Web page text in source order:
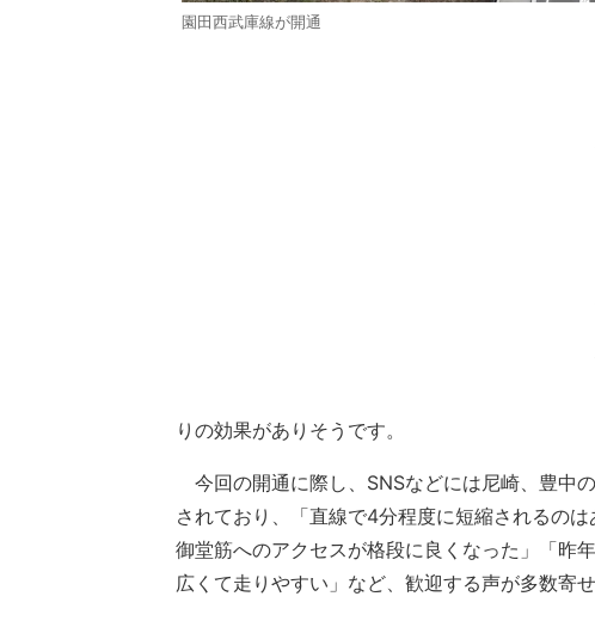
園田西武庫線が開通
りの効果がありそうです。
今回の開通に際し、SNSなどには尼崎、豊中
されており、「直線で4分程度に短縮されるの
御堂筋へのアクセスが格段に良くなった」「昨
広くて走りやすい」など、歓迎する声が多数寄せ